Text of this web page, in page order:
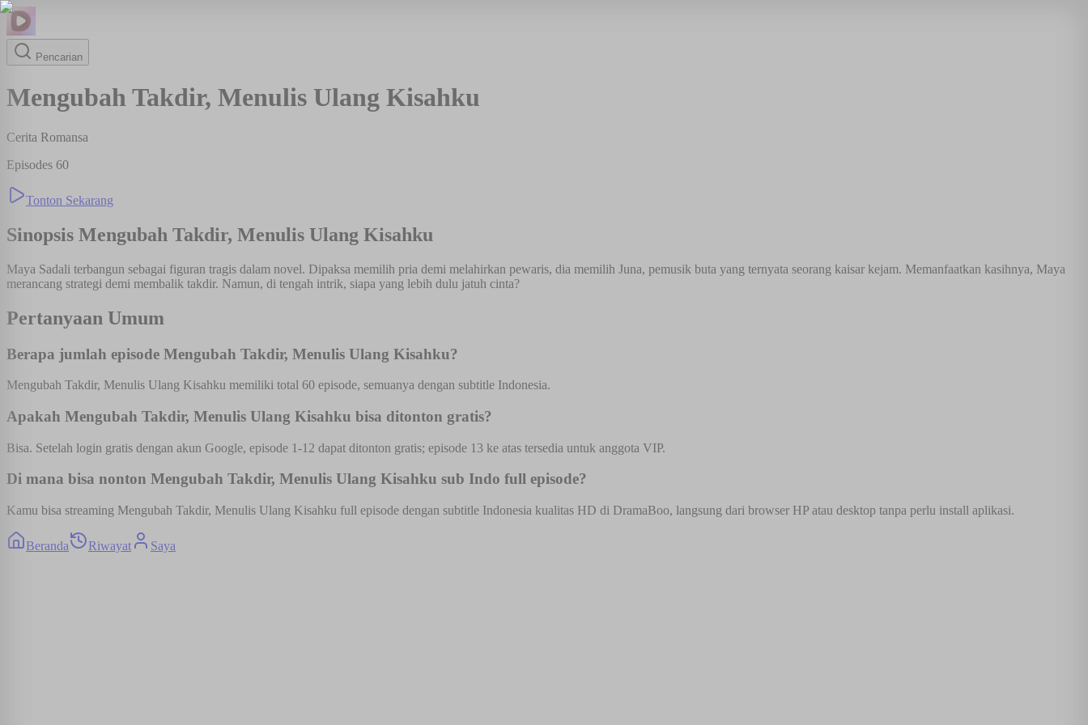
Pencarian
Mengubah Takdir, Menulis Ulang Kisahku
Cerita Romansa
Episodes 60
Tonton Sekarang
Sinopsis Mengubah Takdir, Menulis Ulang Kisahku
Maya Sadali terbangun sebagai figuran tragis dalam novel. Dipaksa memilih pria demi melahirkan pewaris, dia memilih Juna, pemusik buta yang ternyata seorang kaisar kejam. Memanfaatkan kasihnya, Maya
merancang strategi demi membalik takdir. Namun, di tengah intrik, siapa yang lebih dulu jatuh cinta?
Pertanyaan Umum
Berapa jumlah episode Mengubah Takdir, Menulis Ulang Kisahku?
Mengubah Takdir, Menulis Ulang Kisahku memiliki total 60 episode, semuanya dengan subtitle Indonesia.
Apakah Mengubah Takdir, Menulis Ulang Kisahku bisa ditonton gratis?
Bisa. Setelah login gratis dengan akun Google, episode 1-12 dapat ditonton gratis; episode 13 ke atas tersedia untuk anggota VIP.
Di mana bisa nonton Mengubah Takdir, Menulis Ulang Kisahku sub Indo full episode?
Kamu bisa streaming Mengubah Takdir, Menulis Ulang Kisahku full episode dengan subtitle Indonesia kualitas HD di DramaBoo, langsung dari browser HP atau desktop tanpa perlu install aplikasi.
Beranda Riwayat Saya